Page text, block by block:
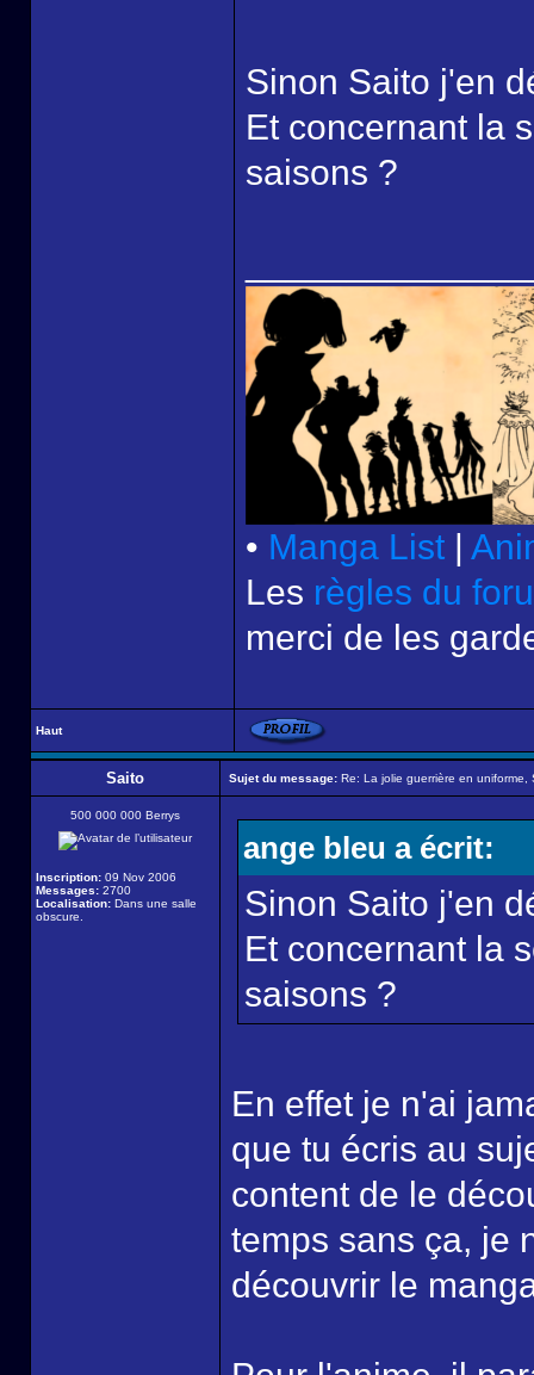
Sinon Saito j'en
Et concernant la
saisons ?
• Manga List |
Les règles du
merci de les
Haut
Saito Sujet du message: Re: La jolie guerrière en uniforme,
500 000 000 Berrys
Inscription: 09 Nov 2006
Messages: 2700
Localisation: Dans une salle
obscure.
ange bleu a écrit:
Sinon Saito j'en
Et concernant la
saisons ?
En effet je n'ai
que tu écris au
content de le
temps sans ça, je
découvrir le